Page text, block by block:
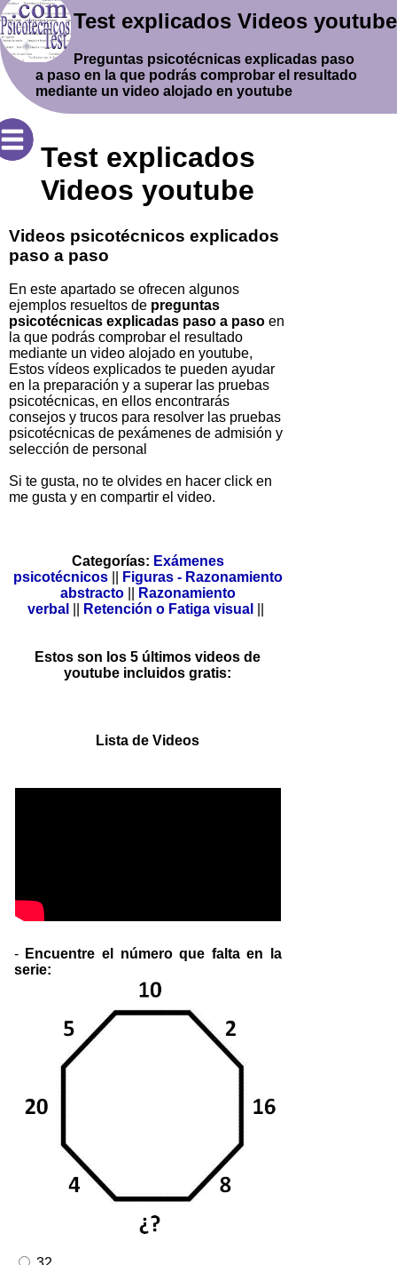
Test explicados Videos youtube
Preguntas psicotécnicas explicadas paso
a paso en la que podrás comprobar el resultado
mediante un video alojado en youtube
Test explicados
Videos youtube
Videos psicotécnicos explicados
paso a paso
En este apartado se ofrecen algunos
ejemplos resueltos de preguntas
psicotécnicas explicadas paso a paso en
la que podrás comprobar el resultado
mediante un video alojado en youtube,
Estos vídeos explicados te pueden ayudar
en la preparación y a superar las pruebas
psicotécnicas, en ellos encontrarás
consejos y trucos para resolver las pruebas
psicotécnicas de pexámenes de admisión y
selección de personal
Si te gusta, no te olvides en hacer click en
me gusta y en compartir el video.
Categorías: Exámenes
psicotécnicos||
Figuras - Razonamiento
abstracto||
Razonamiento
verbal
Retención o Fatiga visual
Estos son los 5 últimos videos de
youtube incluidos gratis:
Lista de Videos
- Encuentre el número que falta en la
serie: